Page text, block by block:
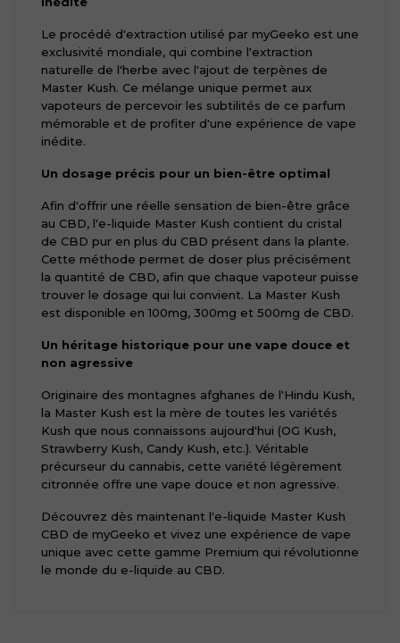
Le procédé d'extraction utilisé par myGeeko est une
exclusivité mondiale, qui combine l'extraction
naturelle de l'herbe avec l'ajout de terpènes de
Master Kush. Ce mélange unique permet aux
vapoteurs de percevoir les subtilités de ce parfum
mémorable et de profiter d'une expérience de vape
inédite.
Un dosage précis pour un bien-être optimal
Afin d'offrir une réelle sensation de bien-être grâce
au CBD, l'e-liquide Master Kush contient du cristal
de CBD pur en plus du CBD présent dans la plante.
Cette méthode permet de doser plus précisément
la quantité de CBD, afin que chaque vapoteur puisse
trouver le dosage qui lui convient. La Master Kush
est disponible en 100mg, 300mg et 500mg de CBD.
Un héritage historique pour une vape douce et
non agressive
Originaire des montagnes afghanes de l'Hindu Kush,
la Master Kush est la mère de toutes les variétés
Kush que nous connaissons aujourd'hui (OG Kush,
Strawberry Kush, Candy Kush, etc.). Véritable
précurseur du cannabis, cette variété légèrement
citronnée offre une vape douce et non agressive.
Découvrez dès maintenant l'e-liquide Master Kush
CBD de myGeeko et vivez une expérience de vape
unique avec cette gamme Premium qui révolutionne
le monde du e-liquide au CBD.